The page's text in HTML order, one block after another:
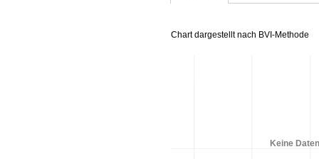
Chart dargestellt nach BVI-Methode
Keine